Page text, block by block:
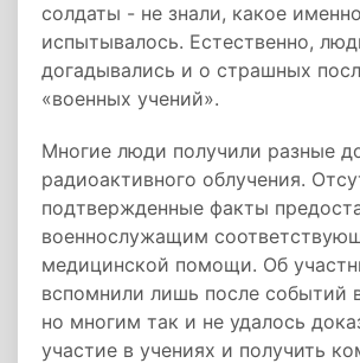
солдаты - не знали, какое
испытывалось. Естественно,
догадывались и о страшных
«военных учений».
Многие люди получили разные
радиоактивного облучения.
подтвержденные факты
военнослужащим
медицинской помощи. Об
вспомнили лишь после событий
но многим так и не удалось
участие в учениях и получить